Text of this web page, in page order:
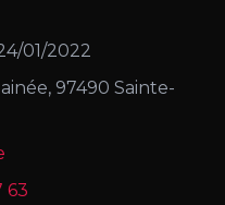
01/2022
97490 Sainte-
63